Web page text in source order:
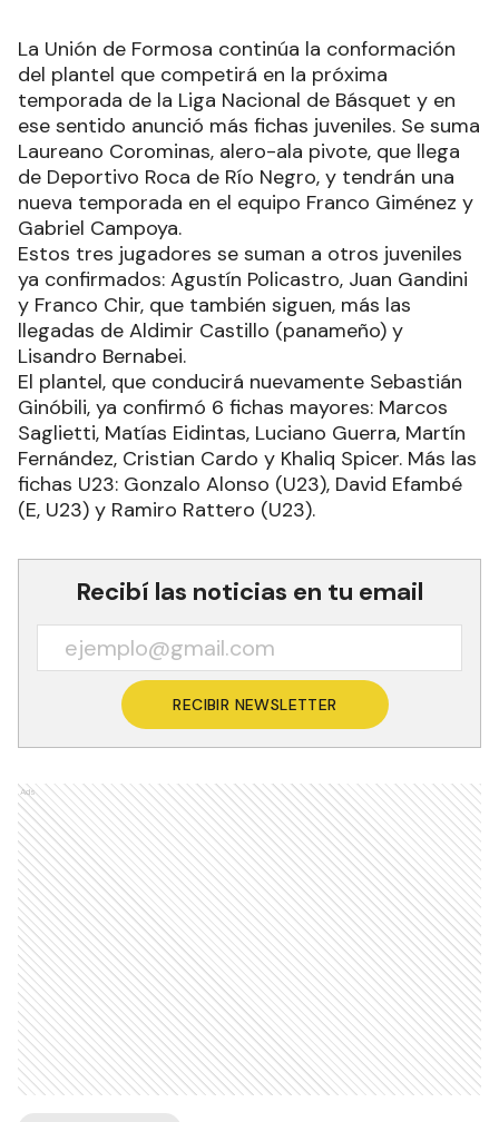
La Unión de Formosa continúa la conformación
del plantel que competirá en la próxima
temporada de la Liga Nacional de Básquet y en
ese sentido anunció más fichas juveniles. Se suma
Laureano Corominas, alero-ala pivote, que llega
de Deportivo Roca de Río Negro, y tendrán una
nueva temporada en el equipo Franco Giménez y
Gabriel Campoya.
Estos tres jugadores se suman a otros juveniles
ya confirmados: Agustín Policastro, Juan Gandini
y Franco Chir, que también siguen, más las
llegadas de Aldimir Castillo (panameño) y
Lisandro Bernabei.
El plantel, que conducirá nuevamente Sebastián
Ginóbili, ya confirmó 6 fichas mayores: Marcos
Saglietti, Matías Eidintas, Luciano Guerra, Martín
Fernández, Cristian Cardo y Khaliq Spicer. Más las
fichas U23: Gonzalo Alonso (U23), David Efambé
(E, U23) y Ramiro Rattero (U23).
Recibí las noticias en tu email
RECIBIR NEWSLETTER
Ads